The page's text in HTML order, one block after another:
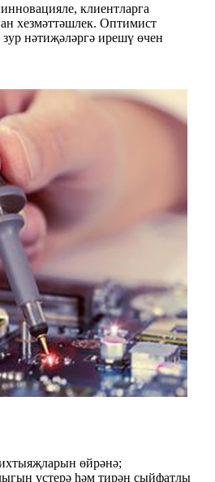
клиентларга
хезмәттәшлек. Оптимист
нәтиҗәләргә ирешү өчен
өйрәнә;
үстерә һәм тирән сыйфатлы